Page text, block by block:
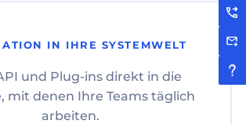
IN IHRE SYSTEMWELT
und Plug-ins direkt in die
mit denen Ihre Teams täglich
arbeiten.